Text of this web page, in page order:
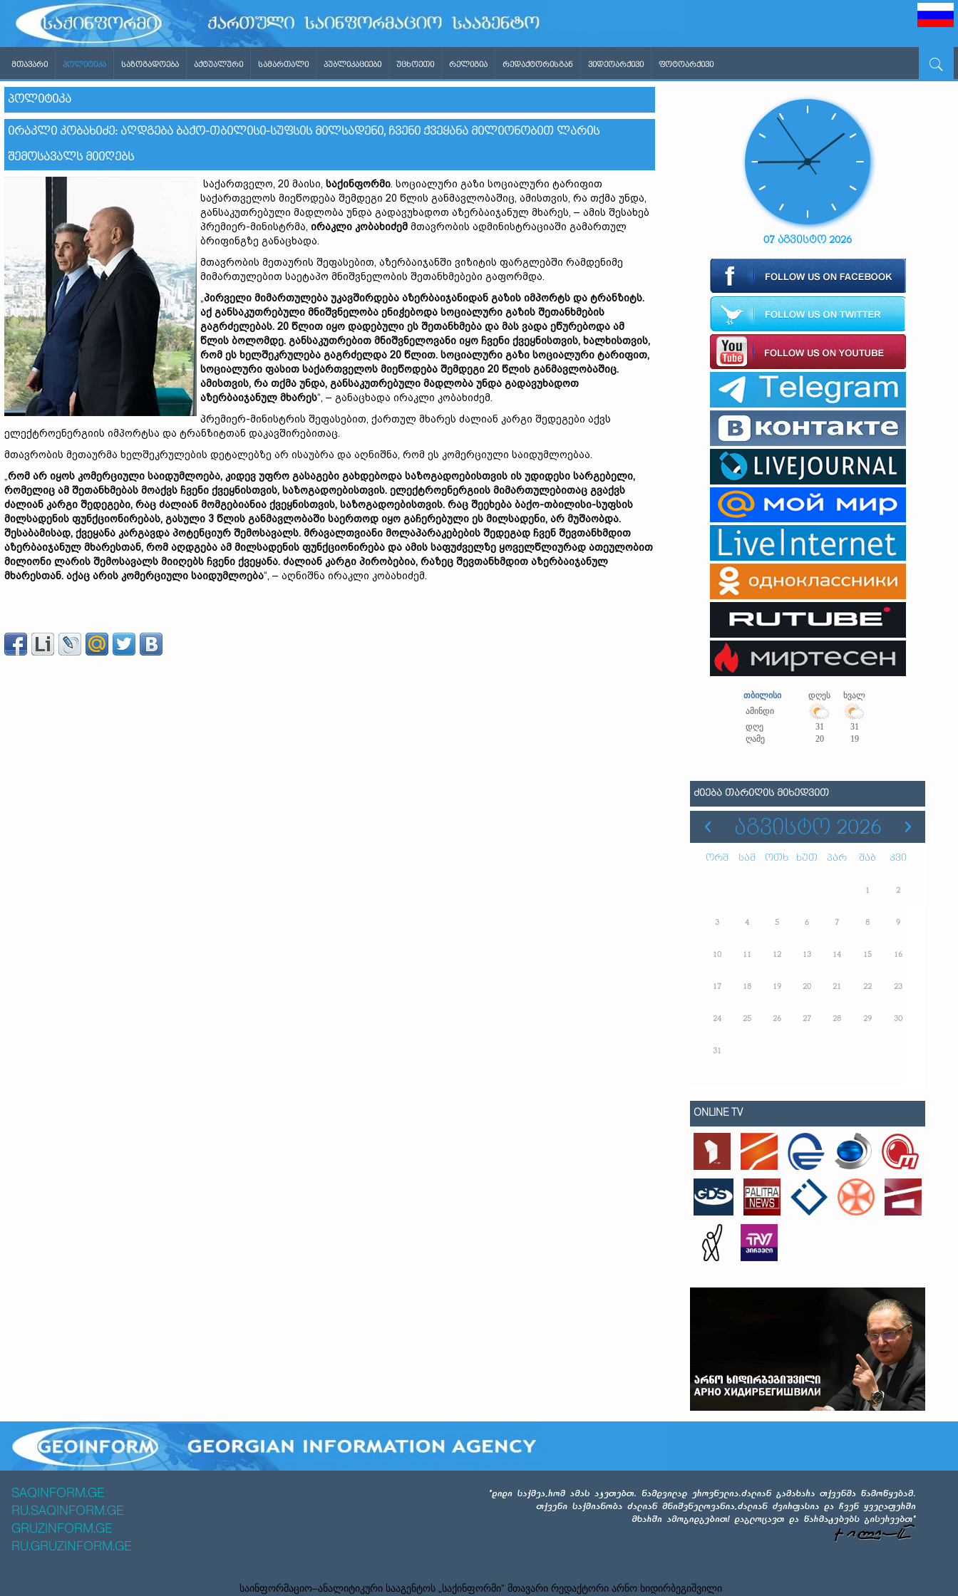
ᲛᲗᲐᲕᲐᲠᲘ ᲞᲝᲚᲘᲢᲘᲙᲐ ᲡᲐᲖᲝᲒᲐᲓᲝᲔᲑᲐ ᲐᲥᲢᲣᲐᲚᲣᲠᲘ ᲡᲐᲛᲐᲠᲗᲐᲚᲘ ᲞᲣᲑᲚᲘᲙᲐᲪᲘᲔᲑᲘ ᲣᲪᲮᲝᲔᲗᲘ ᲠᲔᲚᲘᲒᲘᲐ ᲠᲔᲓᲐᲥᲢᲝᲠᲘᲡᲒᲐᲜ ᲕᲘᲓᲔᲝᲐᲠᲥᲘᲕᲘ ᲤᲝᲢᲝᲐᲠᲥᲘᲕᲘ
ᲞᲝᲚᲘᲢᲘᲙᲐ
ᲘᲠᲐᲙᲚᲘ ᲙᲝᲑᲐᲮᲘᲫᲔ: ᲐᲦᲓᲒᲔᲑᲐ ᲑᲐᲥᲝ-ᲗᲑᲘᲚᲘᲡᲘ-ᲡᲣᲤᲡᲘᲡ ᲛᲘᲚᲡᲐᲓᲔᲜᲘ, ᲩᲕᲔᲜᲘ ᲥᲕᲔᲧᲐᲜᲐ ᲛᲘᲚᲘᲝᲜᲝᲑᲘᲗ ᲚᲐᲠᲘᲡ
ᲨᲔᲛᲝᲡᲐᲕᲐᲚᲡ ᲛᲘᲘᲦᲔᲑᲡ
საქართველო, 20 მაისი, საქინფორმი. სოციალური გაზი სოციალური ტარიფით
საქართველოს მიეწოდება შემდეგი 20 წლის განმავლობაშიც, ამისთვის, რა თქმა უნდა,
განსაკუთრებული მადლობა უნდა გადავუხადოთ აზერბაიჯანულ მხარეს, – ამის შესახებ
პრემიერ-მინისტრმა, ირაკლი კობახიძემ მთავრობის ადმინისტრაციაში გამართულ
ბრიფინგზე განაცხადა.
მთავრობის მეთაურის შეფასებით, აზერბაიჯანში ვიზიტის ფარგლებში რამდენიმე
მიმართულებით საეტაპო მნიშვნელობის შეთანხმებები გაფორმდა.
„პირველი მიმართულება უკავშირდება აზერბაიჯანიდან გაზის იმპორტს და ტრანზიტს.
აქ განსაკუთრებული მნიშვნელობა ენიჭებოდა სოციალური გაზის შეთანხმების
გაგრძელებას. 20 წლით იყო დადებული ეს შეთანხმება და მას ვადა ეწურებოდა ამ
წლის ბოლომდე. განსაკუთრებით მნიშვნელოვანი იყო ჩვენი ქვეყნისთვის, ხალხისთვის,
რომ ეს ხელშეკრულება გაგრძელდა 20 წლით. სოციალური გაზი სოციალური ტარიფით,
სოციალური ფასით საქართველოს მიეწოდება შემდეგი 20 წლის განმავლობაშიც.
ამისთვის, რა თქმა უნდა, განსაკუთრებული მადლობა უნდა გადავუხადოთ
აზერბაიჯანულ მხარეს“, – განაცხადა ირაკლი კობახიძემ.
პრემიერ-მინისტრის შეფასებით, ქართულ მხარეს ძალიან კარგი შედეგები აქვს
ელექტროენერგიის იმპორტსა და ტრანზიტთან დაკავშირებითაც.
მთავრობის მეთაურმა ხელშეკრულების დეტალებზე არ ისაუბრა და აღნიშნა, რომ ეს კომერციული საიდუმლოებაა.
„რომ არ იყოს კომერციული საიდუმლოება, კიდევ უფრო გასაგები გახდებოდა საზოგადოებისთვის ის უდიდესი სარგებელი,
რომელიც ამ შეთანხმებას მოაქვს ჩვენი ქვეყნისთვის, საზოგადოებისთვის. ელექტროენერგიის მიმართულებითაც გვაქვს
ძალიან კარგი შედეგები, რაც ძალიან მომგებიანია ქვეყნისთვის, საზოგადოებისთვის. რაც შეეხება ბაქო-თბილისი-სუფსის
მილსადენის ფუნქციონირებას, გასული 3 წლის განმავლობაში საერთოდ იყო გაჩერებული ეს მილსადენი, არ მუშაობდა.
შესაბამისად, ქვეყანა კარგავდა პოტენციურ შემოსავალს. მრავალთვიანი მოლაპარაკებების შედეგად ჩვენ შევთანხმდით
აზერბაიჯანულ მხარესთან, რომ აღდგება ამ მილსადენის ფუნქციონირება და ამის საფუძველზე ყოველწლიურად ათეულობით
მილიონი ლარის შემოსავალს მიიღებს ჩვენი ქვეყანა. ძალიან კარგი პირობებია, რაზეც შევთანხმდით აზერბაიჯანულ
მხარესთან. აქაც არის კომერციული საიდუმლოება“, – აღნიშნა ირაკლი კობახიძემ.
07 აგვისტო 2026
თბილისი დღეს
ხვალ
ამინდი
დღე
31
31
ღამე
20 19
ᲫᲘᲔᲑᲐ ᲗᲐᲠᲘᲦᲘᲡ ᲛᲘᲮᲔᲓᲕᲘᲗ
ᲐᲒᲕᲘᲡᲢᲝ 2026
ორშ სამ ოთხ ხუთ პარ შაბ კვი
1 2
3 4 5 6 7 8 9
10 11 12 13 14 15 16
17 18 19 20 21 22 23
24 25 26 27 28 29 30
31
ONLINE TV
SAQINFORM.GE
RU.SAQINFORM.GE
GRUZINFORM.GE
RU.GRUZINFORM.GE
საინფორმაციო–ანალიტიკური სააგენტოს „საქინფორმი” მთავარი რედაქტორი არნო ხიდირბეგიშვილი